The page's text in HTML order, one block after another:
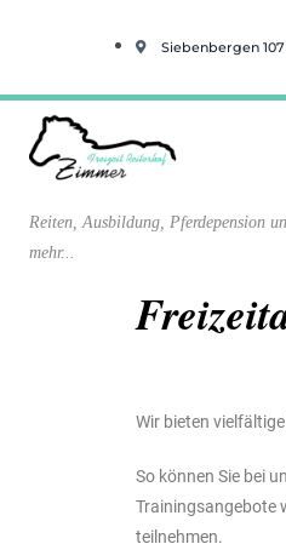
Siebenbergen
Reiten, Ausbildung, Pferdepension
mehr...
Wir bieten
So können Sie bei
Trainingsangebote
teilnehmen.